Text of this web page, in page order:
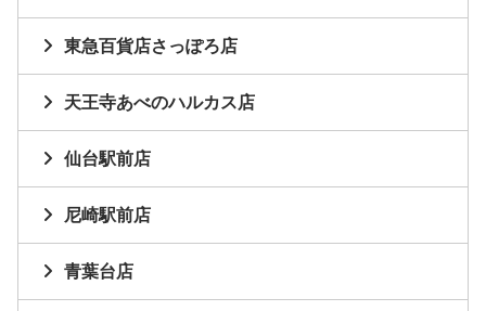
東急百貨店さっぽろ店
天王寺あべのハルカス店
仙台駅前店
尼崎駅前店
青葉台店